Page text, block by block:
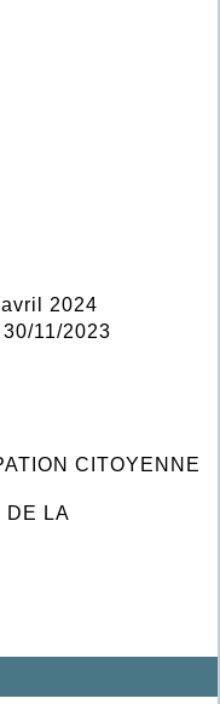
2024
11/2023
CITOYENNE
DE LA